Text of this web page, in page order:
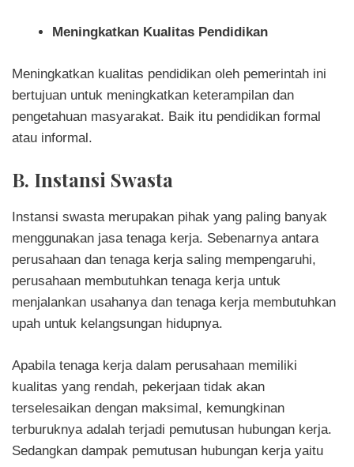
Meningkatkan Kualitas Pendidikan
Meningkatkan kualitas pendidikan oleh pemerintah ini
bertujuan untuk meningkatkan keterampilan dan
pengetahuan masyarakat. Baik itu pendidikan formal
atau informal.
B. Instansi Swasta
Instansi swasta merupakan pihak yang paling banyak
menggunakan jasa tenaga kerja. Sebenarnya antara
perusahaan dan tenaga kerja saling mempengaruhi,
perusahaan membutuhkan tenaga kerja untuk
menjalankan usahanya dan tenaga kerja membutuhkan
upah untuk kelangsungan hidupnya.
Apabila tenaga kerja dalam perusahaan memiliki
kualitas yang rendah, pekerjaan tidak akan
terselesaikan dengan maksimal, kemungkinan
terburuknya adalah terjadi pemutusan hubungan kerja.
Sedangkan dampak pemutusan hubungan kerja yaitu